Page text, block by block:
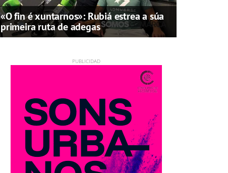
«O fin é xuntarnos»: Rubiá estrea a súa
primeira ruta de adegas